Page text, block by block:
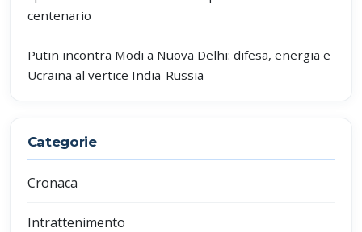
centenario
Putin incontra Modi a Nuova Delhi: difesa, energia e
Ucraina al vertice India-Russia
Categorie
Cronaca
Intrattenimento